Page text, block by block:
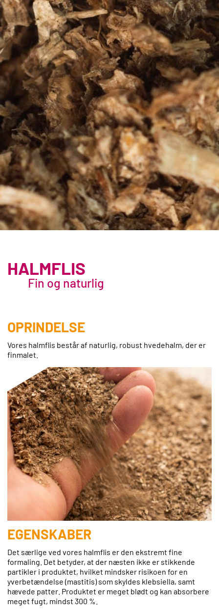
HALMFLIS
Fin og naturlig
OPRINDELSE
Vores halmflis består af naturlig, robust hvedehalm, der er
finmalet.
EGENSKABER
Det særlige ved vores halmflis er den ekstremt fine
formaling. Det betyder, at der næsten ikke er stikkende
partikler i produktet, hvilket mindsker risikoen for en
yverbetændelse (mastitis) som skyldes klebsiella, samt
hævede patter . Produktet er meget blødt og kan absorbere
meget fugt, mindst 300 %.